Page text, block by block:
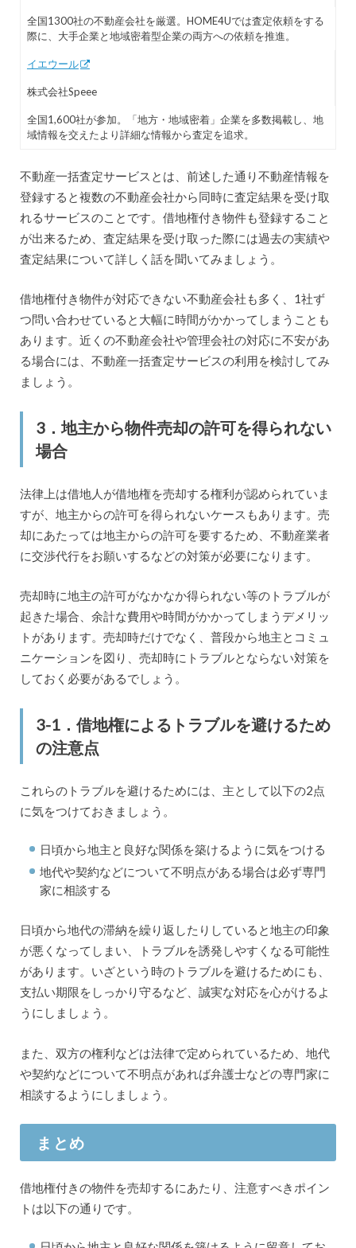
全国1300社の不動産会社を厳選。HOME4Uでは査定依頼をする
際に、大手企業と地域密着型企業の両方への依頼を推進。
イエウール
株式会社Speee
全国1,600社が参加。「地方・地域密着」企業を多数掲載し、地
域情報を交えたより詳細な情報から査定を追求。
不動産一括査定サービスとは、前述した通り不動産情報を
登録すると複数の不動産会社から同時に査定結果を受け取
れるサービスのことです。借地権付き物件も登録すること
が出来るため、査定結果を受け取った際には過去の実績や
査定結果について詳しく話を聞いてみましょう。
借地権付き物件が対応できない不動産会社も多く、1社ず
つ問い合わせていると大幅に時間がかかってしまうことも
あります。近くの不動産会社や管理会社の対応に不安があ
る場合には、不動産一括査定サービスの利用を検討してみ
ましょう。
3．地主から物件売却の許可を得られない
場合
法律上は借地人が借地権を売却する権利が認められていま
すが、地主からの許可を得られないケースもあります。売
却にあたっては地主からの許可を要するため、不動産業者
に交渉代行をお願いするなどの対策が必要になります。
売却時に地主の許可がなかなか得られない等のトラブルが
起きた場合、余計な費用や時間がかかってしまうデメリッ
トがあります。売却時だけでなく、普段から地主とコミュ
ニケーションを図り、売却時にトラブルとならない対策を
しておく必要があるでしょう。
3-1．借地権によるトラブルを避けるため
の注意点
これらのトラブルを避けるためには、主として以下の2点
に気をつけておきましょう。
日頃から地主と良好な関係を築けるように気をつける
地代や契約などについて不明点がある場合は必ず専門
家に相談する
日頃から地代の滞納を繰り返したりしていると地主の印象
が悪くなってしまい、トラブルを誘発しやすくなる可能性
があります。いざという時のトラブルを避けるためにも、
支払い期限をしっかり守るなど、誠実な対応を心がけるよ
うにしましょう。
また、双方の権利などは法律で定められているため、地代
や契約などについて不明点があれば弁護士などの専門家に
相談するようにしましょう。
まとめ
借地権付きの物件を売却するにあたり、注意すべきポイン
トは以下の通りです。